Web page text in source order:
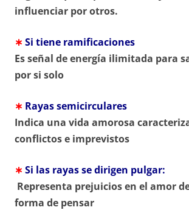
influenciar por otros.
∗ Si tiene ramificaciones
Es señal de energía ilimitada para
por si solo
∗ Rayas semicirculares
Indica una vida amorosa
conflictos e imprevistos
∗ Si las rayas se dirigen pulgar:
Representa prejuicios en el amor
forma de pensar